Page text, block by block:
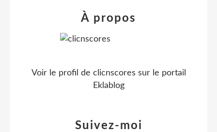
Suivez-moi
À propos
Voir le profil de clicnscores sur le portail
Eklablog